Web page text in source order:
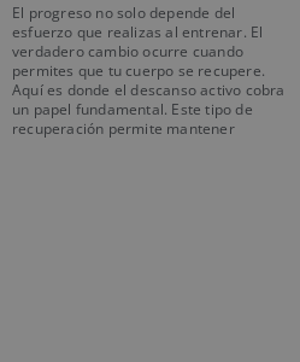
El progreso no solo depende del
esfuerzo que realizas al entrenar. El
verdadero cambio ocurre cuando
permites que tu cuerpo se recupere.
Aquí es donde el descanso activo cobra
un papel fundamental. Este tipo de
recuperación permite mantener